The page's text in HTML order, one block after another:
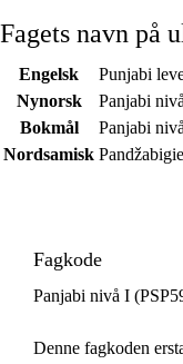
Fagets navn på
Engelsk
Punjabi
Nynorsk
Panjabi
Bokmål
Panjabi
Nordsamisk
Fagkode
Panjabi nivå I
Denne fagkoden